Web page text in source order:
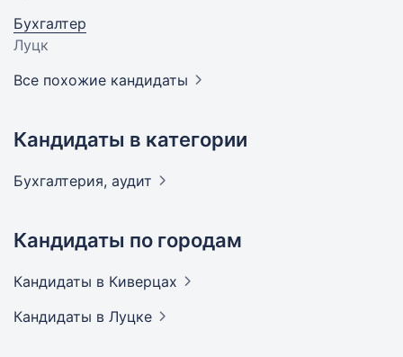
Бухгалтер
Луцк
Все похожие кандидаты
Кандидаты в категории
Бухгалтерия, аудит
Кандидаты по городам
Кандидаты в Киверцах
Кандидаты в Луцке